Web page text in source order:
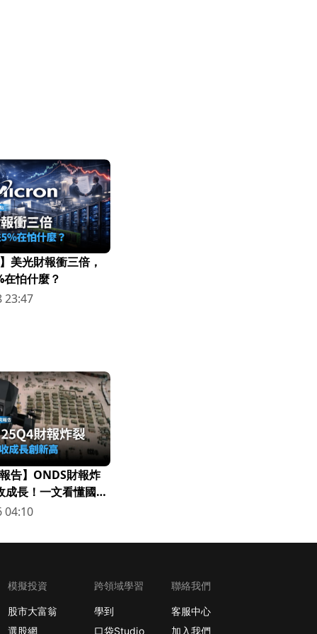
美光財報衝三倍，
怕什麼？
23:47
告】ONDS財報炸
成長！一文看懂國防
04:10
模擬投資
股市大富翁
選股網
跨領域學習
學到
口袋Studio
聯絡我們
客服中心
加入我們